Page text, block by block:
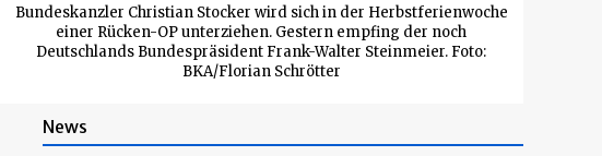
Bundeskanzler Christian Stocker wird sich in der Herbstferienwoche
einer Rücken-OP unterziehen. Gestern empfing der noch
Deutschlands Bundespräsident Frank-Walter Steinmeier. Foto:
BKA/Florian Schrötter
News